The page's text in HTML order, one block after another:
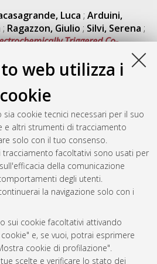
web utilizza i
cookie
cookie tecnici necessari per il suo
e altri strumenti di tracciamento
solo con il tuo consenso.
facoltativi sono usati per
della comunicazione
degli utenti.
la navigazione solo con i
sui cookie facoltativi attivando
e, se vuoi, potrai esprimere
cookie di profilazione".
scelte e verificare lo stato dei
Luca ;Arduini,
; Ragazzon, Giulio ; Silvi, Serena ;
Triggered Co-
in a [2]catenane Comprising a Non-
and a Two-Station Oriented
(5). ISSN 1420-3049
Jessica;
Alberto ;Silvi, Serena(2018)
of cyanoazobenzene derivatives as
pumps.
Sciences .
generata ilSat Aug 8 20:30:46 2026
CEST
7954
-